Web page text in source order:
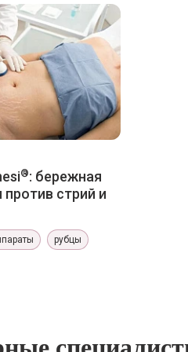
®: бережная
против стрий и
рубцы